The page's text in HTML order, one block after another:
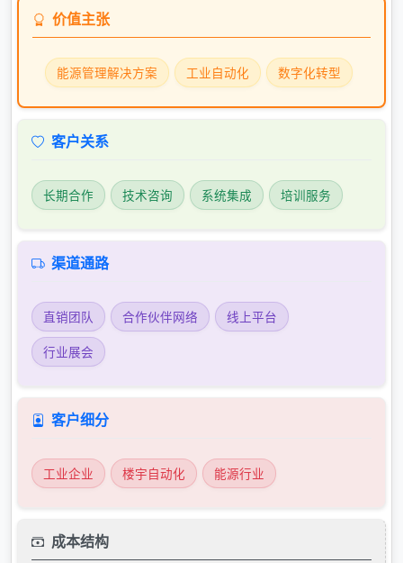
价值主张
能源管理解决方案 工业自动化 数字化转型
客户关系
长期合作 技术咨询 系统集成 培训服务
渠道通路
直销团队 合作伙伴网络 线上平台
行业展会
客户细分
工业企业 楼宇自动化 能源行业
成本结构